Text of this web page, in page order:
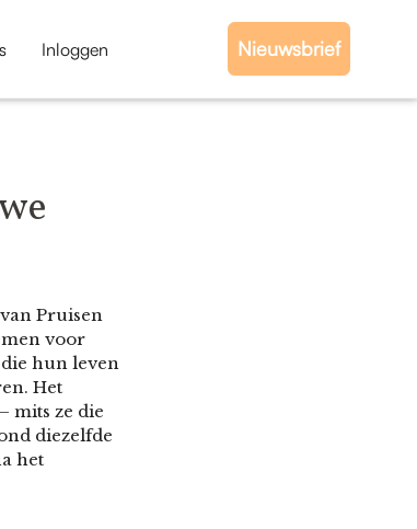
Inloggen Nieuwsbrief
Pruisen
voor
hun leven
Het
mits ze die
diezelfde
het